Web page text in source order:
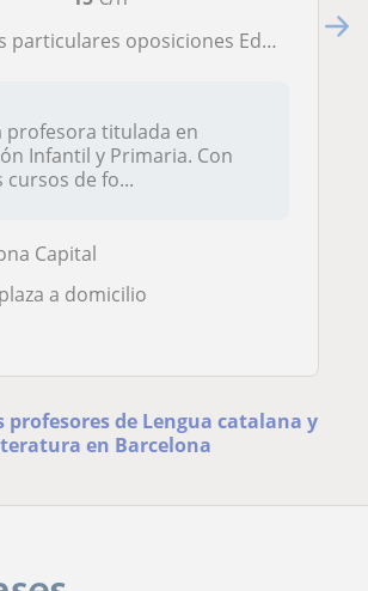
oposiciones Educación Infantil
profesora titulada en
Infantil y Primaria. Con
cursos de fo...
Capital
a domicilio
profesores de Lengua catalana y
en Barcelona